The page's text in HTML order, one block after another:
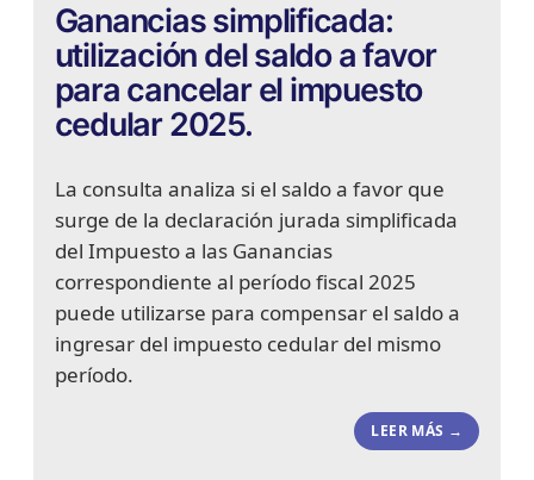
Ganancias simplificada:
utilización del saldo a favor
para cancelar el impuesto
cedular 2025.
La consulta analiza si el saldo a favor que
surge de la declaración jurada simplificada
del Impuesto a las Ganancias
correspondiente al período fiscal 2025
puede utilizarse para compensar el saldo a
ingresar del impuesto cedular del mismo
período.
LEER MÁS →